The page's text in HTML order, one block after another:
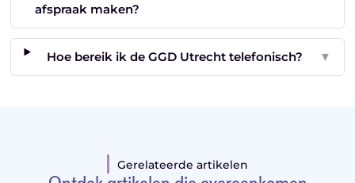
afspraak maken?
Hoe bereik ik de GGD Utrecht telefonisch? ▼
Gerelateerde artikelen